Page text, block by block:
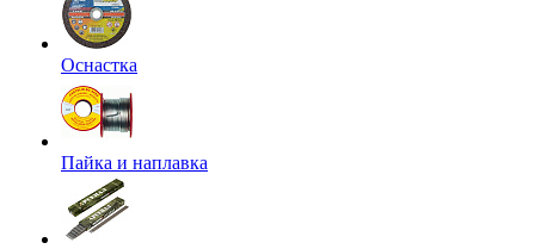
Оснастка
Пайка и наплавка